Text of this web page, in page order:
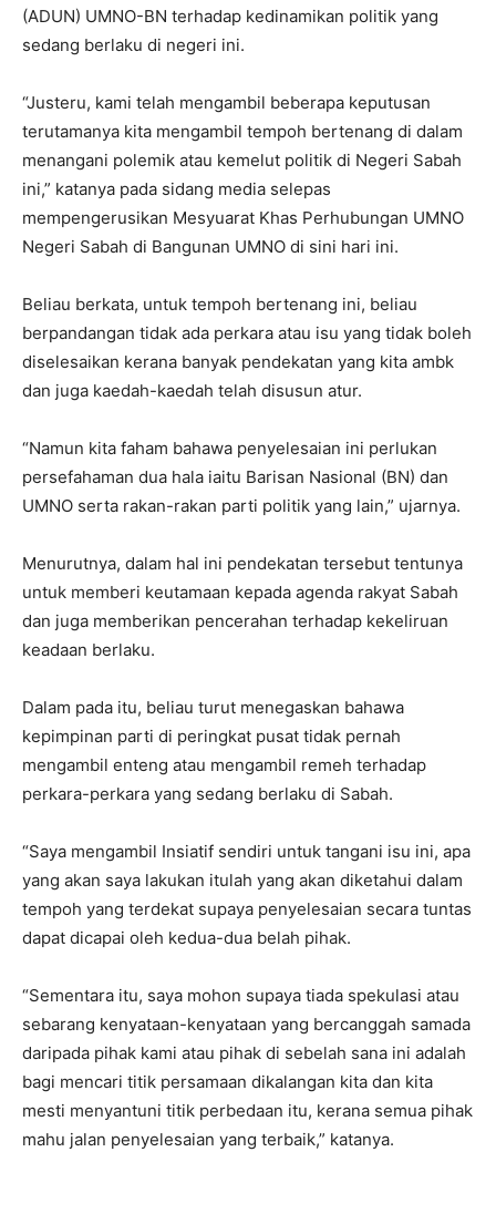
(ADUN) UMNO-BN terhadap kedinamikan politik yang
sedang berlaku di negeri ini.
“Justeru, kami telah mengambil beberapa keputusan
terutamanya kita mengambil tempoh bertenang di dalam
menangani polemik atau kemelut politik di Negeri Sabah
ini,” katanya pada sidang media selepas
mempengerusikan Mesyuarat Khas Perhubungan UMNO
Negeri Sabah di Bangunan UMNO di sini hari ini.
Beliau berkata, untuk tempoh bertenang ini, beliau
berpandangan tidak ada perkara atau isu yang tidak boleh
diselesaikan kerana banyak pendekatan yang kita ambk
dan juga kaedah-kaedah telah disusun atur.
“Namun kita faham bahawa penyelesaian ini perlukan
persefahaman dua hala iaitu Barisan Nasional (BN) dan
UMNO serta rakan-rakan parti politik yang lain,” ujarnya.
Menurutnya, dalam hal ini pendekatan tersebut tentunya
untuk memberi keutamaan kepada agenda rakyat Sabah
dan juga memberikan pencerahan terhadap kekeliruan
keadaan berlaku.
Dalam pada itu, beliau turut menegaskan bahawa
kepimpinan parti di peringkat pusat tidak pernah
mengambil enteng atau mengambil remeh terhadap
perkara-perkara yang sedang berlaku di Sabah.
“Saya mengambil Insiatif sendiri untuk tangani isu ini, apa
yang akan saya lakukan itulah yang akan diketahui dalam
tempoh yang terdekat supaya penyelesaian secara tuntas
dapat dicapai oleh kedua-dua belah pihak.
“Sementara itu, saya mohon supaya tiada spekulasi atau
sebarang kenyataan-kenyataan yang bercanggah samada
daripada pihak kami atau pihak di sebelah sana ini adalah
bagi mencari titik persamaan dikalangan kita dan kita
mesti menyantuni titik perbedaan itu, kerana semua pihak
mahu jalan penyelesaian yang terbaik,” katanya.